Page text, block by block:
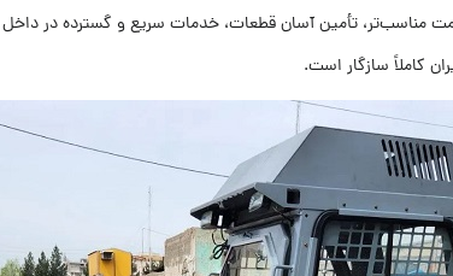
مناسب‌تر، تأمین آسان قطعات، خدمات سریع و گسترده در داخل
کاملاً سازگار است.